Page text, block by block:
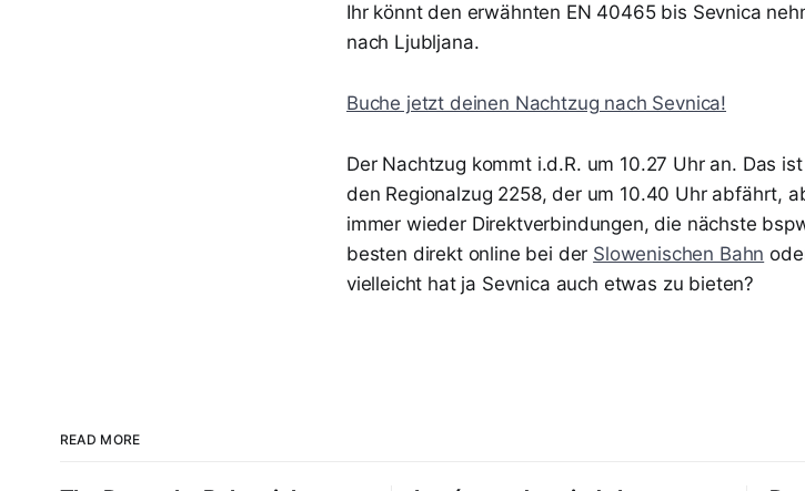
Ihr könnt den erwähnten EN 40465 bis Sevnica
nach Ljubljana.
Buche jetzt deinen Nachtzug nach Sevnica!
Der Nachtzug kommt i.d.R. um 10.27 Uhr an. Das
den Regionalzug 2258, der um 10.40 Uhr abfährt,
immer wieder Direktverbindungen, die nächste
besten direkt online bei der Slowenischen Bahn
vielleicht hat ja Sevnica auch etwas zu bieten?
READ MORE